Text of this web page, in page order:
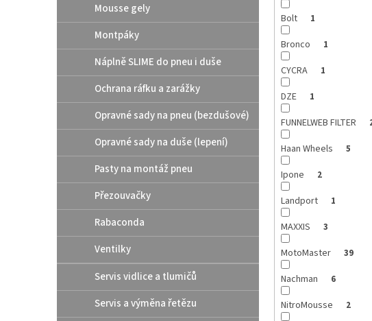
Mousse gely
Montpáky
Náplně SLIME do pneu i duše
Ochrana ráfku a zarážky
Opravné sady na pneu (bezdušové)
Opravné sady na duše (lepení)
Pasty na montáž pneu
Přezouvačky
Rabaconda
Ventilky
Servis vidlice a tlumičů
Servis a výměna řetězu
Bolt 1
Bronco 1
CYCRA 1
DZE 1
FUNNELWEB FILTER
Haan Wheels 5
Ipone 2
Landport 1
MAXXIS 3
MotoMaster 39
Nachman 6
NitroMousse 2